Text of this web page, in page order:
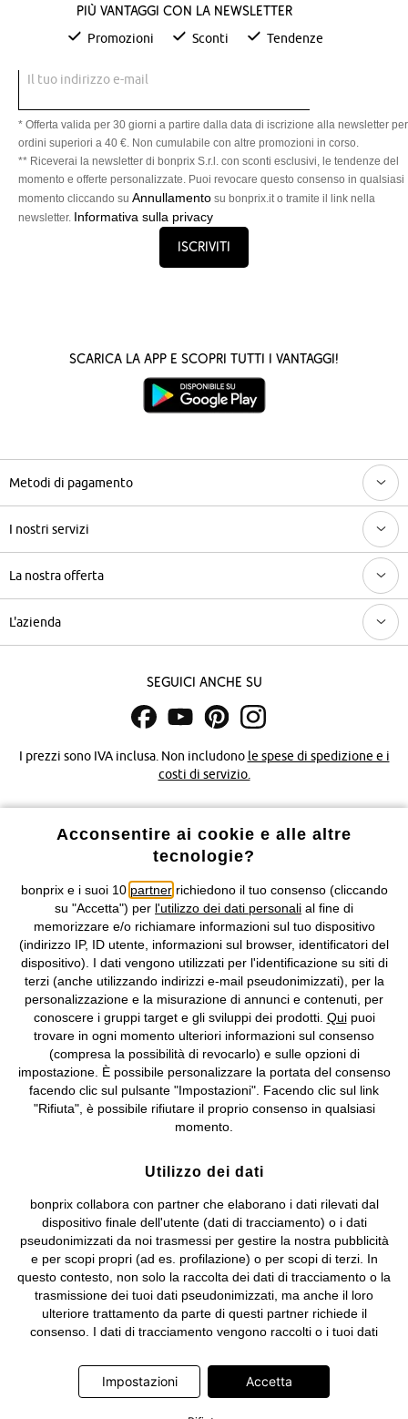
Più vantaggi con la newsletter
Promozioni Sconti Tendenze
Il tuo indirizzo e-mail
* Offerta valida per 30 giorni a partire dalla data di iscrizione alla newsletter per
ordini superiori a 40 €. Non cumulabile con altre promozioni in corso.
** Riceverai la newsletter di bonprix S.r.l. con sconti esclusivi, le tendenze del
momento e offerte personalizzate. Puoi revocare questo consenso in qualsiasi
momento cliccando su Annullamento su bonprix.it o tramite il link nella
newsletter. Informativa sulla privacy
Iscriviti
Scarica la App e scopri tutti i vantaggi!
Metodi di pagamento
I nostri servizi
La nostra offerta
L'azienda
Seguici anche su
I prezzi sono IVA inclusa. Non includono le spese di spedizione e i
costi di servizio.
Informativa privacy e cookie Gestione dei cookie
Informazioni legali Diritto di recesso
© 2026 bonprix.
Tutti i diritti riservati.
bonprix S.r.l. con socio unico, sede legale: via Adua 33 - 13855
Valdengo (BI) C.F. 01510910027 - P.I. 01939830020, Reg. Imprese di
Biella n. 01510910027, R.E.A. BI - 171345, N. Reg. Pile:
IT09060P00000858, N. Reg. AEE: IT08020000002105 Capitale
Sociale: euro 1.000.000 i.v, Società soggetta all'attività di direzione
e coordinamento di bonprix Beteiligungs -Verwaltungsgesellschaft
mbH.
Acconsentire ai cookie e alle altre
tecnologie?
bonprix e i suoi 10 partnerrichiedono il tuo consenso (cliccando
su "Accetta") per l'utilizzo dei dati personali al fine di
memorizzare e/o richiamare informazioni sul tuo dispositivo
(indirizzo IP, ID utente, informazioni sul browser, identificatori del
dispositivo). I dati vengono utilizzati per l'identificazione su siti di
terzi (anche utilizzando indirizzi e-mail pseudonimizzati), per la
personalizzazione e la misurazione di annunci e contenuti, per
conoscere i gruppi target e gli sviluppi dei prodotti. Quipuoi
trovare in ogni momento ulteriori informazioni sul consenso
(compresa la possibilità di revocarlo) e sulle opzioni di
impostazione. È possibile personalizzare la portata del consenso
facendo clic sul pulsante "Impostazioni". Facendo clic sul link
"Rifiuta", è possibile rifiutare il proprio consenso in qualsiasi
momento.
Utilizzo dei dati
bonprix collabora con partner che elaborano i dati rilevati dal
dispositivo finale dell'utente (dati di tracciamento) o i dati
pseudonimizzati da noi trasmessi per gestire la nostra pubblicità
e per scopi propri (ad es. profilazione) o per scopi di terzi. In
questo contesto, non solo la raccolta dei dati di tracciamento o la
trasmissione dei tuoi dati pseudonimizzati, ma anche il loro
ulteriore trattamento da parte di questi partner richiede il
consenso. I dati di tracciamento vengono raccolti o i tuoi dati
pulsante "Accetta" nel banner di www.bonprix.it. I partner sono le
seguenti società: Adjust GmbH, Criteo SA, Google Ireland
Impostazioni Accetta